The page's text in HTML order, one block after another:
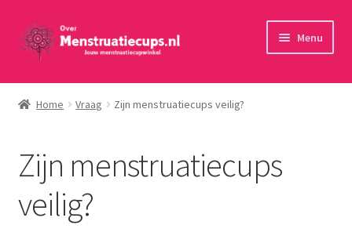
Ga
door
navigatie
Ga
naar
inhoud
Menu
Home
Menstruatiecups
Menstruatiedisks
Home Vraag Zijn menstruatiecups veilig?
Zijn menstruatiecups
veilig?